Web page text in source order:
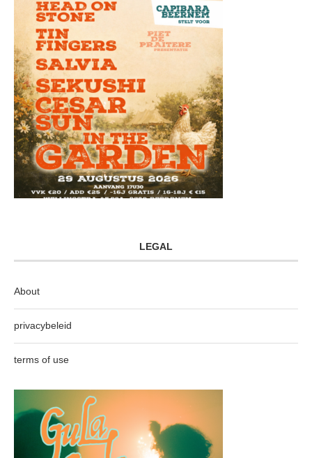
LEGAL
About
privacybeleid
terms of use